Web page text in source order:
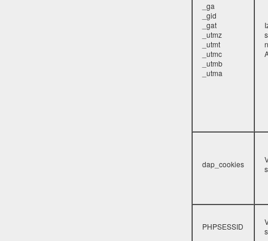
_ga
_gid
_gat
_utmz
_utmt
_utmc
_utmb
_utma
dap_cookies
PHPSESSID